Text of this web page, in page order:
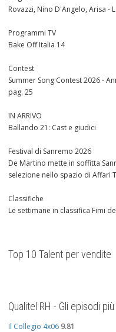
Rovazzi, Nino D'Angelo, Arisa -
Programmi TV
Bake Off Italia 14
Contest
Summer Song Contest 2026 -
pag. 25
IN ARRIVO
Ballando 21: Cast e giudici
Festival di Sanremo 2026
De Martino mette in soffitta
selezione nello spazio di Affari
Classifiche
Le settimane in classifica Fimi
Top 10 Talent per vendite
Qualitel RH - Gli episodi
Il Collegio 4x06 9.81